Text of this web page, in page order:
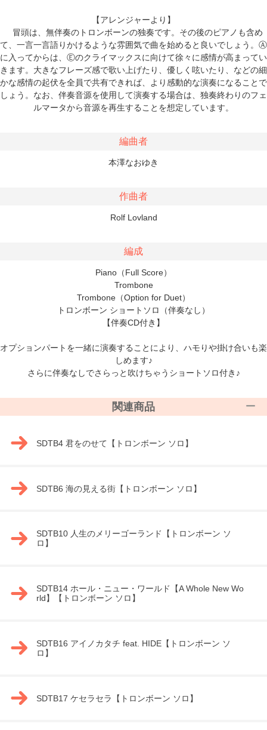
【アレンジャーより】
冒頭は、無伴奏のトロンボーンの独奏です。その後のピアノも含め
て、一言一言語りかけるような雰囲気で曲を始めると良いでしょう。Ⓐ
に入ってからは、Ⓔのクライマックスに向けて徐々に感情が高まってい
きます。大きなフレーズ感で歌い上げたり、優しく呟いたり、などの細
かな感情の起伏を全員で共有できれば、より感動的な演奏になることで
しょう。なお、伴奏音源を使用して演奏する場合は、独奏終わりのフェ
ルマータから音源を再生することを想定しています。
編曲者
本澤なおゆき
作曲者
Rolf Lovland
編成
Piano（Full Score）
Trombone
Trombone（Option for Duet）
トロンボーン ショートソロ（伴奏なし）
【伴奏CD付き】
オプションパートを一緒に演奏することにより、ハモりや掛け合いも楽
しめます♪
さらに伴奏なしでさらっと吹けちゃうショートソロ付き♪
関連商品
SDTB4 君をのせて【トロンボーン ソロ】
SDTB6 海の見える街【トロンボーン ソロ】
SDTB10 人生のメリーゴーランド【トロンボーン ソ
ロ】
SDTB14 ホール・ニュー・ワールド【A Whole New Wo
rld】【トロンボーン ソロ】
SDTB16 アイノカタチ feat. HIDE【トロンボーン ソ
ロ】
SDTB17 ケセラセラ【トロンボーン ソロ】